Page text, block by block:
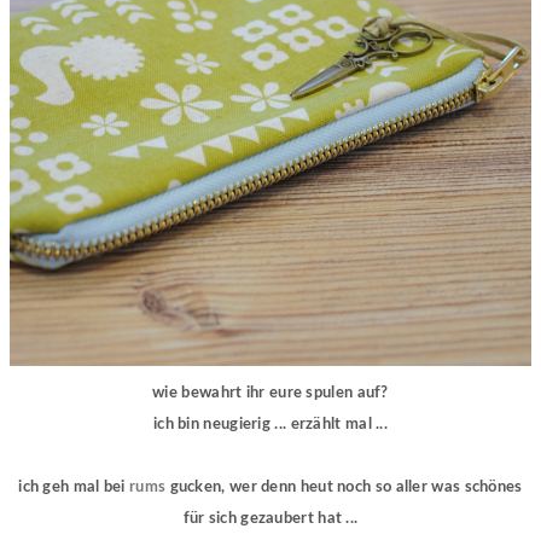
wie bewahrt ihr eure spulen auf?
ich bin neugierig ... erzählt mal ...
ich geh mal beirums gucken, wer denn heut noch so aller was schönes
für sich gezaubert hat ...